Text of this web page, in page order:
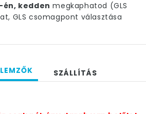
én, kedden megkaphatod (GLS
GLS csomagpont választása
SZÁLLÍTÁS